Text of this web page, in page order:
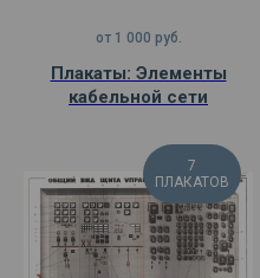
от 1 000 руб.
Плакаты: Элементы
кабельной сети
7
ПЛАКАТОВ